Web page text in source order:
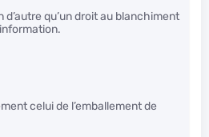
d’autre qu’un droit au blanchiment
celui de l’emballement de